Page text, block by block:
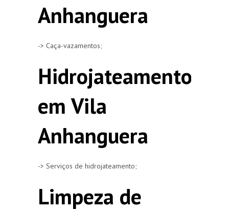
Anhanguera
-> Caça-vazamentos;
Hidrojateamento
em Vila
Anhanguera
-> Serviços de hidrojateamento;
Limpeza de